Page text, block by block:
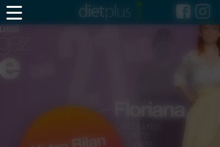
Panneau de gestion des cookies